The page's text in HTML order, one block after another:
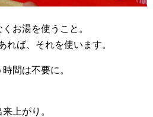
お湯を使うこと。
れば、それを使います。
間は不要に。
上がり。